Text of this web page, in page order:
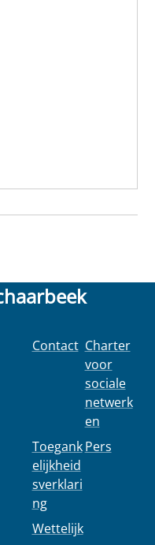
Contact
Toegank
elijkheid
sverklari
ng
Wettelijk
Charter
voor
sociale
netwerk
en
Pers